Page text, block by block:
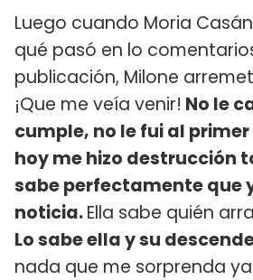
Luego cuando Moria
qué pasó en lo
publicación, Milone
¡Que me veía venir! No le
cumple, no le fui al
hoy me hizo destrucción
sabe perfectamente que
noticia.Ella sabe quién
Lo sabe ella y su
nada que me sorprenda